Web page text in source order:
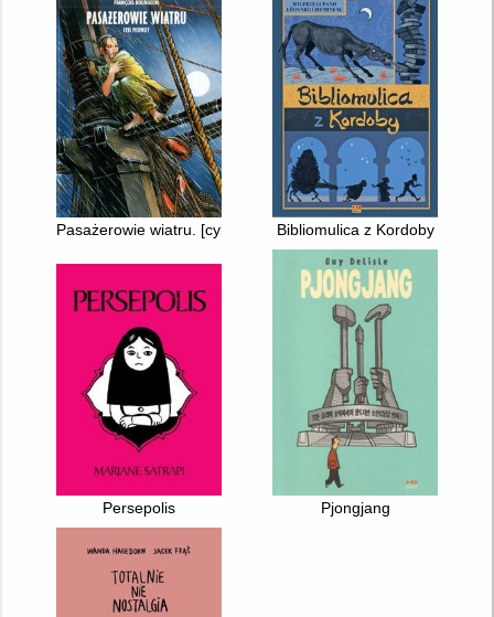
Pasażerowie wiatru. [cykl 1] Bibliomulica z Kordoby
Persepolis Pjongjang